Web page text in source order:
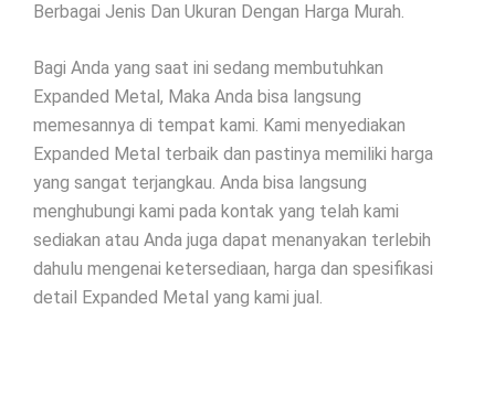
Berbagai Jenis Dan Ukuran Dengan Harga Murah.
Bagi Anda yang saat ini sedang membutuhkan
Expanded Metal, Maka Anda bisa langsung
memesannya di tempat kami. Kami menyediakan
Expanded Metal terbaik dan pastinya memiliki harga
yang sangat terjangkau. Anda bisa langsung
menghubungi kami pada kontak yang telah kami
sediakan atau Anda juga dapat menanyakan terlebih
dahulu mengenai ketersediaan, harga dan spesifikasi
detail Expanded Metal yang kami jual.